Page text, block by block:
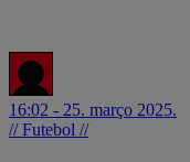
16:02 - 25. março 2025.
// Futebol //